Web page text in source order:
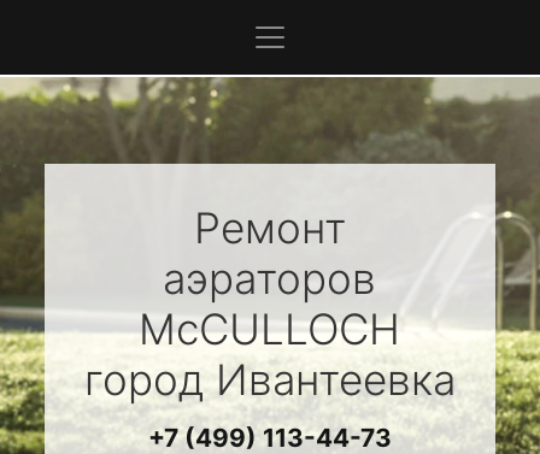
Ремонт
аэраторов
McCULLOCH
город Ивантеевка
+7 (499) 113-44-73